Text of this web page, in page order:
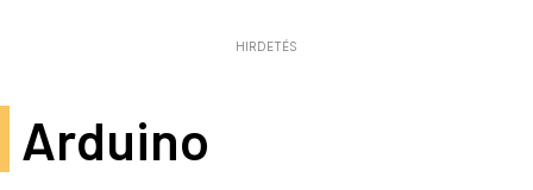
HIRDETÉS
Arduino